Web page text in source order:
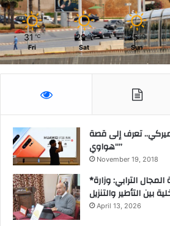
31 ℃
Fri
29 ℃
Sat
25 ℃
Sun
تعرف إلى قصة
“هواوي”
November 19, 2018
*الرؤية الملكية في هندسة المجال الترابي: وزارة
بين التأطير والتنزيل
April 13, 2026